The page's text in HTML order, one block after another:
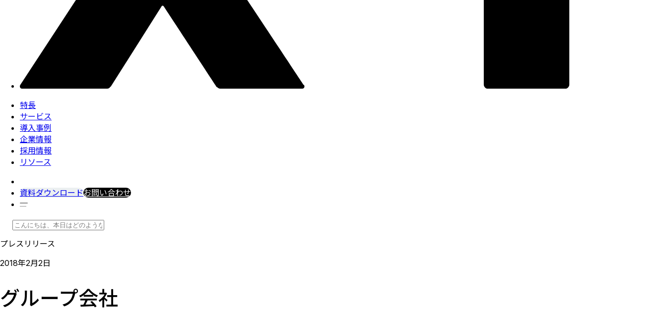
特長
サービス
導入事例
企業情報
採用情報
リソース
資料ダウンロードお問い合わせ
プレスリリース
2018年2月2日
グループ会社